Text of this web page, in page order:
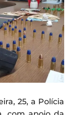
25, a Polícia